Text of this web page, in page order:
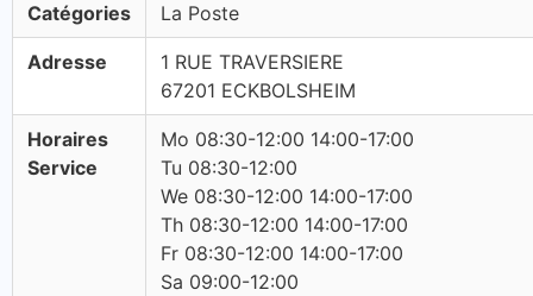
Catégories La Poste
Adresse
1 RUE TRAVERSIERE
67201 ECKBOLSHEIM
Horaires
Service
Mo 08:30-12:00 14:00-17:00
Tu 08:30-12:00
We 08:30-12:00 14:00-17:00
Th 08:30-12:00 14:00-17:00
Fr 08:30-12:00 14:00-17:00
Sa 09:00-12:00